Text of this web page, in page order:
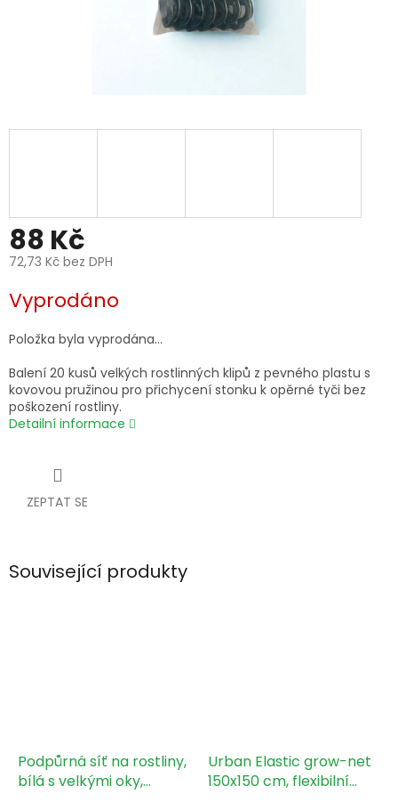
88 Kč
72,73 Kč bez DPH
cena:
Vyprodáno
Položka byla vyprodána…
Balení 20 kusů velkých rostlinných klipů z pevného plastu s
kovovou pružinou pro přichycení stonku k opěrné tyči bez
poškození rostliny.
Detailní informace
ZEPTAT SE
Související produkty
Podpůrná síť na rostliny,
bílá s velkými oky,
Urban Elastic grow-net
150x150 cm, flexibilní